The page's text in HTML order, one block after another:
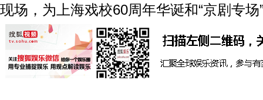
现场，为上海戏校60周年华诞和“京剧专场